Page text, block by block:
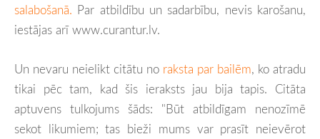
salabošanā. Par atbildību un sadarbību, nevis karošanu,
iestājas arī www.curantur.lv.
Un nevaru neielikt citātu no raksta par bailēm, ko atradu
tikai pēc tam, kad šis ieraksts jau bija tapis. Citāta
aptuvens tulkojums šāds: "Būt atbildīgam nenozīmē
sekot likumiem; tas bieži mums var prasīt neievērot